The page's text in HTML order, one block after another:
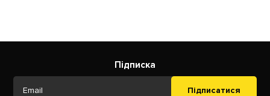
Підписка
Підписатися